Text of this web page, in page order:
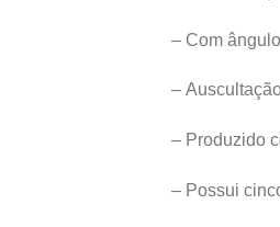
– Com
–
– Produzido
– Possui